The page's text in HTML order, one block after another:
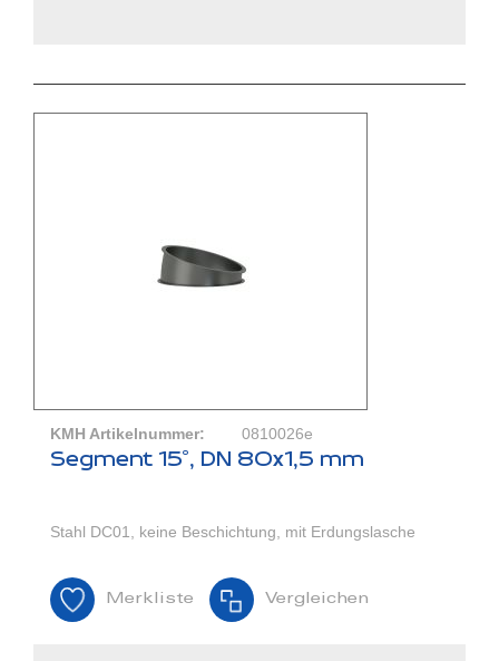
KMH Artikelnummer: 0810026e
Segment 15°, DN 80x1,5 mm
Stahl DC01, keine Beschichtung, mit Erdungslasche
Merkliste Vergleichen